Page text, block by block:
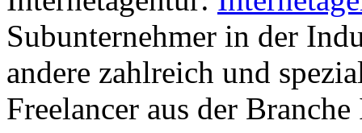
Subunternehmer in der
andere zahlreich und
Freelancer aus der